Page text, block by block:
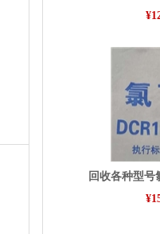
回收各种型号